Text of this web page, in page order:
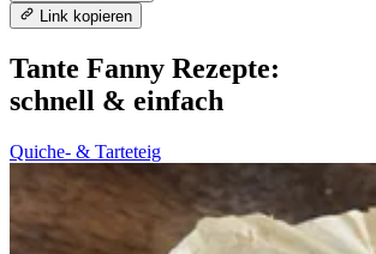
Link kopieren
Tante Fanny Rezepte:
schnell & einfach
Quiche- & Tarteteig